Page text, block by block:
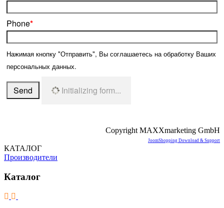
Phone*
Нажимая кнопку "Отправить", Вы соглашаетесь на обработку Ваших
персональных данных.
Send Initializing form...
Copyright MAXXmarketing GmbH
JoomShopping Download & Support
КАТАЛОГ
Производители
Каталог